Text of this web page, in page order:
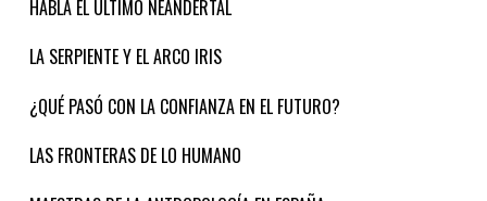
HABLA EL ÚLTIMO NEANDERTAL
LA SERPIENTE Y EL ARCO IRIS
¿QUÉ PASÓ CON LA CONFIANZA EN EL FUTURO?
LAS FRONTERAS DE LO HUMANO